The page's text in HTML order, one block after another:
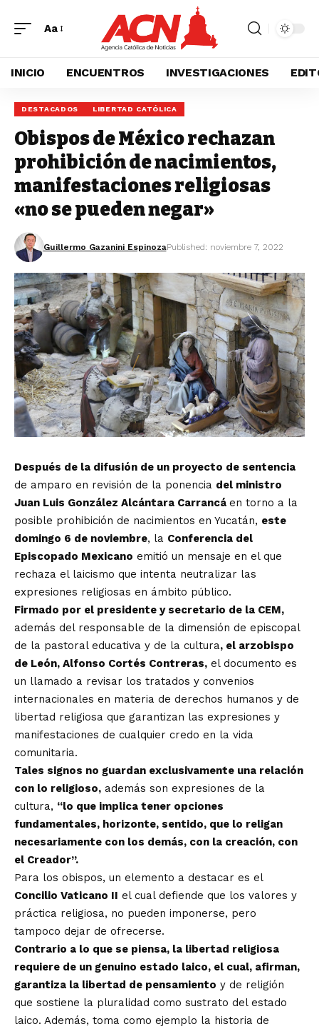
Aa
INICIO ENCUENTROS INVESTIGACIONES
DESTACADOS LIBERTAD CATÓLICA
Obispos de México rechazan
prohibición de nacimientos,
manifestaciones religiosas
«no se pueden negar»
Guillermo Gazanini EspinozaPublished: noviembre 7, 2022
Después de la difusión de un proyecto de sentencia
de amparo en revisión de la ponencia del ministro
Juan Luis González Alcántara Carrancá en torno a la
posible prohibición de nacimientos en Yucatán, este
domingo 6 de noviembre, la Conferencia del
Episcopado Mexicano emitió un mensaje en el que
rechaza el laicismo que intenta neutralizar las
expresiones religiosas en ámbito público.
Firmado por el presidente y secretario de la CEM,
además del responsable de la dimensión de episcopal
de la pastoral educativa y de la cultura, el arzobispo
de León, Alfonso Cortés Contreras, el documento es
un llamado a revisar los tratados y convenios
internacionales en materia de derechos humanos y de
libertad religiosa que garantizan las expresiones y
manifestaciones de cualquier credo en la vida
comunitaria.
Tales signos no guardan exclusivamente una relación
con lo religioso, además son expresiones de la
cultura, “lo que implica tener opciones
fundamentales, horizonte, sentido, que lo religan
necesariamente con los demás, con la creación, con
el Creador”.
Para los obispos, un elemento a destacar es el
Concilio Vaticano II el cual defiende que los valores y
práctica religiosa, no pueden imponerse, pero
tampoco dejar de ofrecerse.
Contrario a lo que se piensa, la libertad religiosa
requiere de un genuino estado laico, el cual, afirman,
garantiza la libertad de pensamiento y de religión
que sostiene la pluralidad como sustrato del estado
laico. Además, toma como ejemplo la historia de